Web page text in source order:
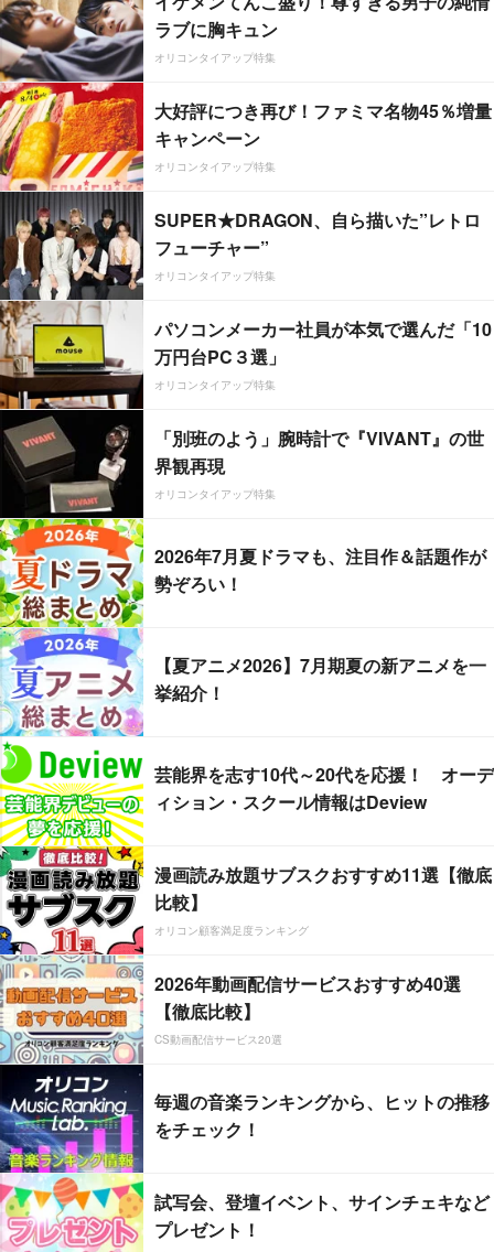
ラブに胸キュン
オリコンタイアップ特集
大好評につき再び！ファミマ名物45％増量
キャンペーン
オリコンタイアップ特集
SUPER★DRAGON、自ら描いた”レトロ
フューチャー”
オリコンタイアップ特集
パソコンメーカー社員が本気で選んだ「10
万円台PC３選」
オリコンタイアップ特集
「別班のよう」腕時計で『VIVANT』の世
界観再現
オリコンタイアップ特集
2026年7月夏ドラマも、注目作＆話題作が
勢ぞろい！
【夏アニメ2026】7月期夏の新アニメを一
挙紹介！
芸能界を志す10代～20代を応援！ オーデ
ィション・スクール情報はDeview
漫画読み放題サブスクおすすめ11選【徹底
比較】
オリコン顧客満足度ランキング
2026年動画配信サービスおすすめ40選
【徹底比較】
CS動画配信サービス20選
毎週の音楽ランキングから、ヒットの推移
をチェック！
試写会、登壇イベント、サインチェキなど
プレゼント！